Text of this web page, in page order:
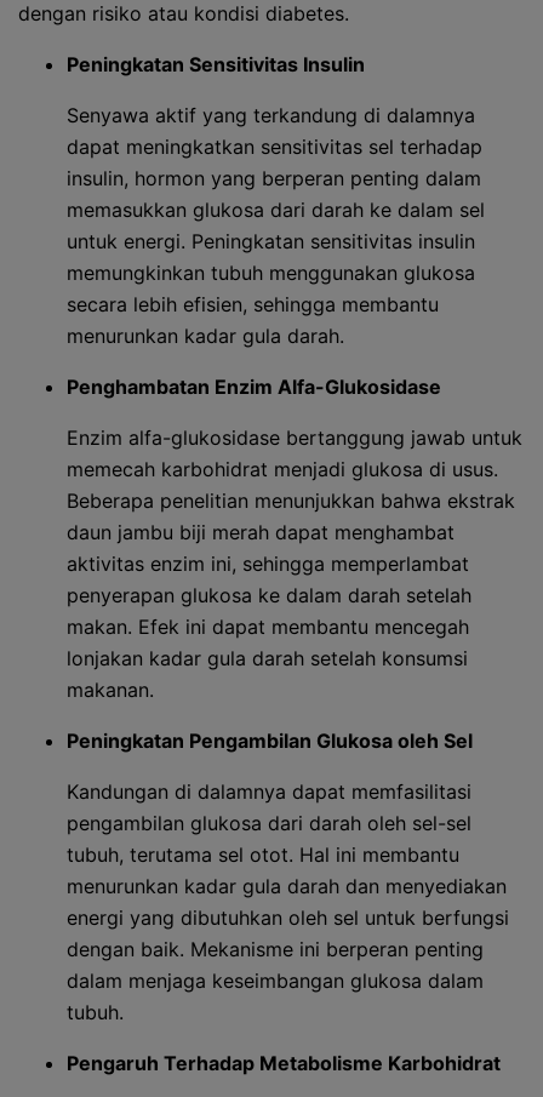
dengan risiko atau kondisi diabetes.
Peningkatan Sensitivitas Insulin
Senyawa aktif yang terkandung di dalamnya
dapat meningkatkan sensitivitas sel terhadap
insulin, hormon yang berperan penting dalam
memasukkan glukosa dari darah ke dalam sel
untuk energi. Peningkatan sensitivitas insulin
memungkinkan tubuh menggunakan glukosa
secara lebih efisien, sehingga membantu
menurunkan kadar gula darah.
Penghambatan Enzim Alfa-Glukosidase
Enzim alfa-glukosidase bertanggung jawab untuk
memecah karbohidrat menjadi glukosa di usus.
Beberapa penelitian menunjukkan bahwa ekstrak
daun jambu biji merah dapat menghambat
aktivitas enzim ini, sehingga memperlambat
penyerapan glukosa ke dalam darah setelah
makan. Efek ini dapat membantu mencegah
lonjakan kadar gula darah setelah konsumsi
makanan.
Peningkatan Pengambilan Glukosa oleh Sel
Kandungan di dalamnya dapat memfasilitasi
pengambilan glukosa dari darah oleh sel-sel
tubuh, terutama sel otot. Hal ini membantu
menurunkan kadar gula darah dan menyediakan
energi yang dibutuhkan oleh sel untuk berfungsi
dengan baik. Mekanisme ini berperan penting
dalam menjaga keseimbangan glukosa dalam
tubuh.
Pengaruh Terhadap Metabolisme Karbohidrat